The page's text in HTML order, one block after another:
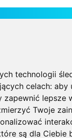
technologii
celach: aby
zapewnić lepsze
Twoje
są dla Ciebie
Tęgos
Koło, ul.
75-84, REGON
27-25-